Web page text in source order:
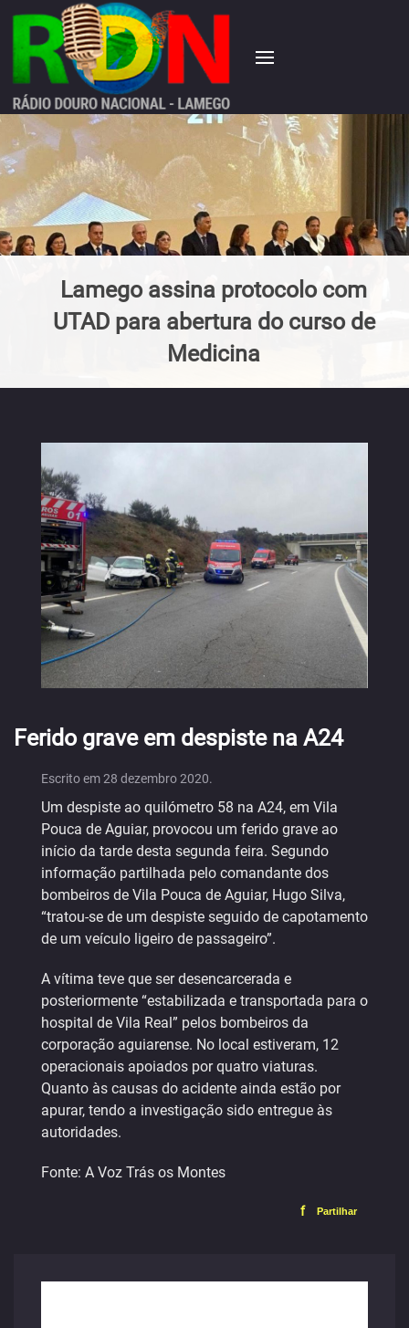
Lamego assina protocolo com
UTAD para abertura do curso de
Medicina
Ferido grave em despiste na A24
Escrito em28 dezembro 2020.
Um despiste ao quilómetro 58 na A24, em Vila
Pouca de Aguiar, provocou um ferido grave ao
início da tarde desta segunda feira. Segundo
informação partilhada pelo comandante dos
bombeiros de Vila Pouca de Aguiar, Hugo Silva,
“tratou-se de um despiste seguido de capotamento
de um veículo ligeiro de passageiro”.
A vítima teve que ser desencarcerada e
posteriormente “estabilizada e transportada para o
hospital de Vila Real” pelos bombeiros da
corporação aguiarense. No local estiveram, 12
operacionais apoiados por quatro viaturas.
Quanto às causas do acidente ainda estão por
apurar, tendo a investigação sido entregue às
autoridades.
Fonte: A Voz Trás os Montes
f Partilhar